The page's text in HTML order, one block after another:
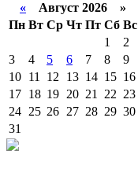
« Август 2026 »
Пн Вт Ср Чт Пт Сб Вс
1
2
3
4 5 6 7 8
9
10 11 12 13 14 15 16
17 18 19 20 21 22 23
24 25 26 27 28 29 30
31